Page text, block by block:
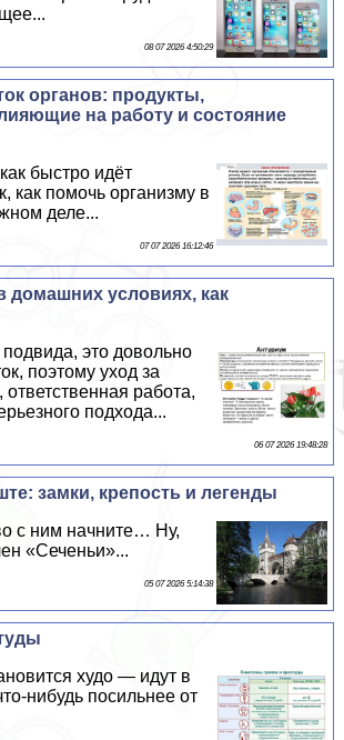
08 07 2026 4:50:29
органов: продукты,
на работу и состояние
быстро идёт
как помочь организму в
деле...
07 07 2026 16:12:46
домашних условиях, как
это довольно
поэтому уход за
работа,
подхода...
06 07 2026 19:48:28
замки, крепость и легенды
с ним начните… Ну,
«Сеченьи»...
05 07 2026 5:14:38
худо — идут в
нибудь посильнее от